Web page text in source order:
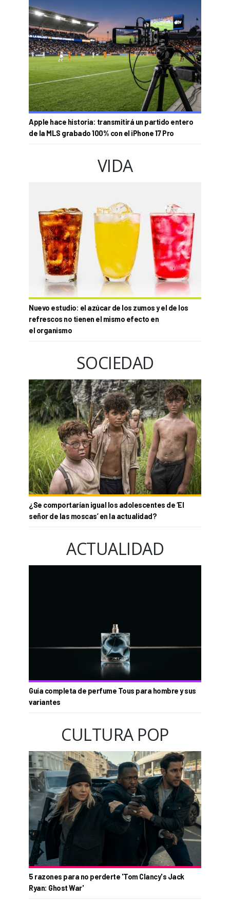
Apple hace historia: transmitirá un partido entero
de la MLS grabado 100% con el iPhone 17 Pro
VIDA
Nuevo estudio: el azúcar de los zumos y el de los
refrescos no tienen el mismo efecto en
el organismo
SOCIEDAD
¿Se comportarían igual los adolescentes de ‘El
señor de las moscas’ en la actualidad?
ACTUALIDAD
Guía completa de perfume Tous para hombre y sus
variantes
CULTURA POP
5 razones para no perderte 'Tom Clancy's Jack
Ryan: Ghost War'